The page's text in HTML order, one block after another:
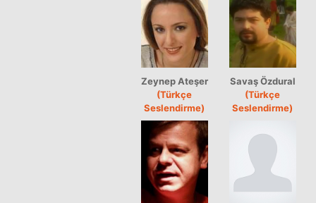
Zeynep Ateşer
(Türkçe
Seslendirme)
Savaş Özdural
(Türkçe
Seslendirme)